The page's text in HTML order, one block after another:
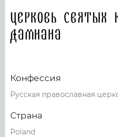
Церковь Святых
Дамиана
Конфессия
Русская православная
Страна
Poland